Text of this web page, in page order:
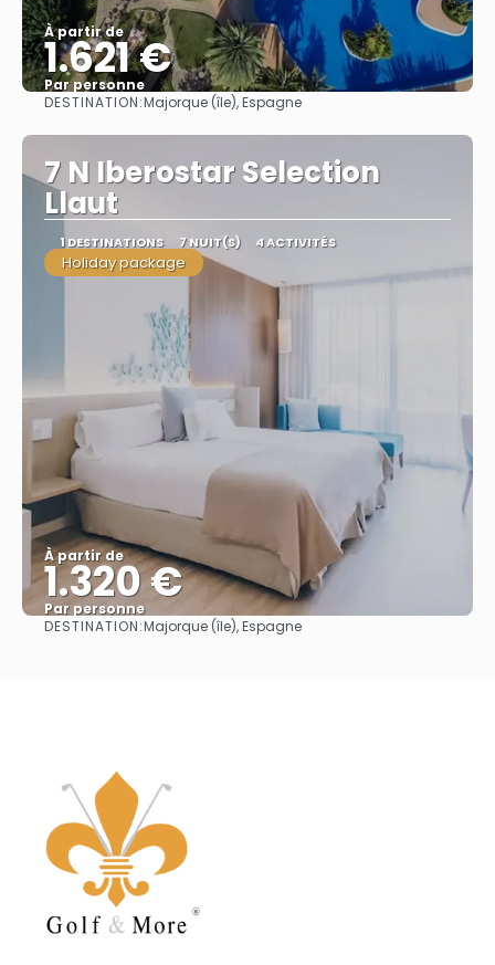
À partir de
1.621 €
Par personne
Afficher
DESTINATION:Majorque (île), Espagne
7 N Iberostar Selection
Llaut
1 DESTINATIONS 7 NUIT(S) 4 ACTIVITÉS
Holiday package
À partir de
1.320 €
Par personne
Afficher
DESTINATION:Majorque (île), Espagne